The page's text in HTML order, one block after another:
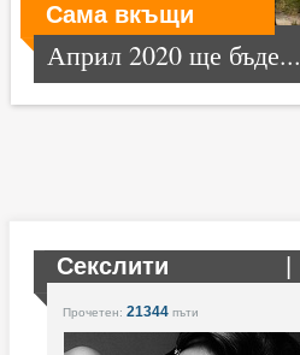
Сама вкъщи
Април 2020 ще бъде...
Секслити
Прочетен: 21344 пъти